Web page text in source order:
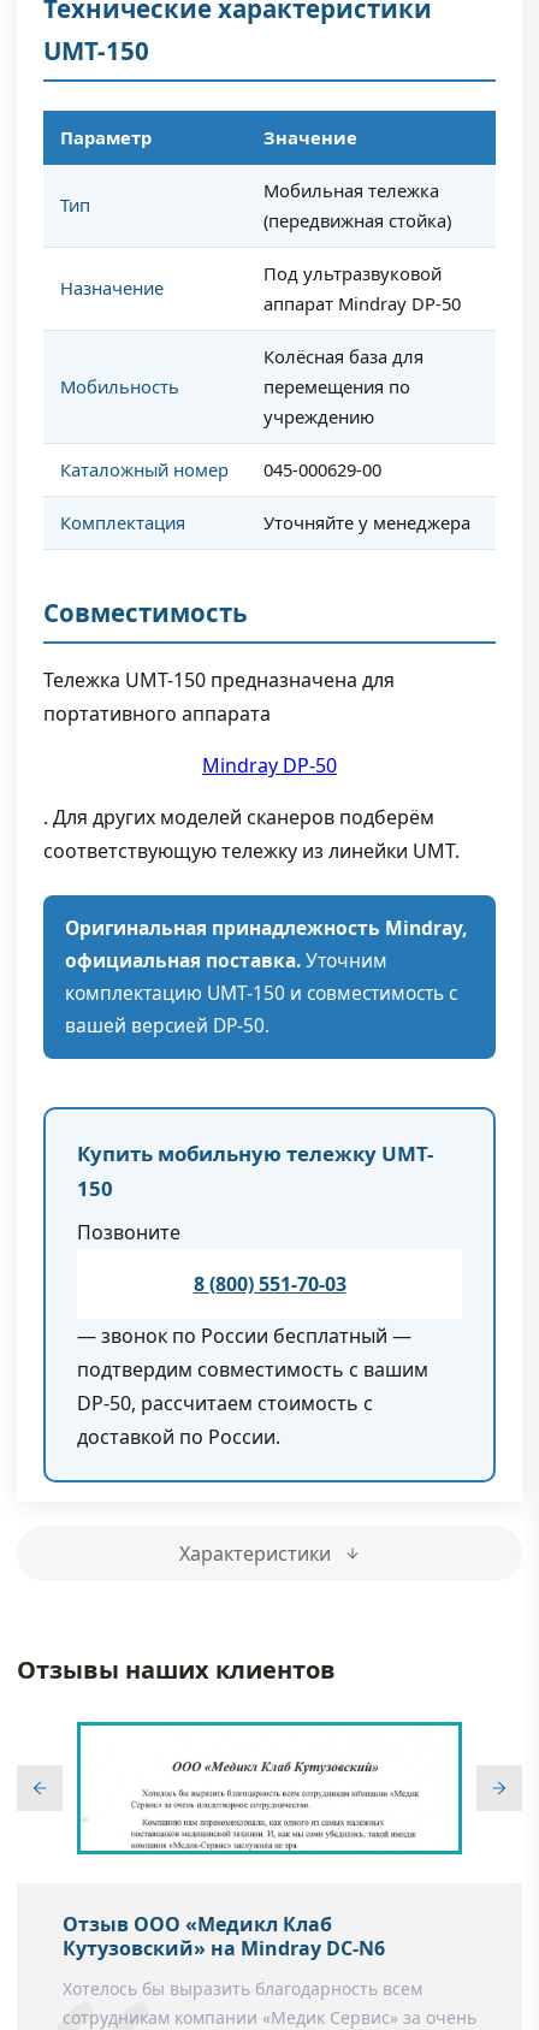
Технические характеристики
UMT-150
Параметр Значение
Тип
Мобильная тележка
(передвижная стойка)
Назначение
Под ультразвуковой
аппарат Mindray DP-50
Мобильность
Колёсная база для
перемещения по
учреждению
Каталожный номер 045-000629-00
Комплектация Уточняйте у менеджера
Совместимость
Тележка UMT-150 предназначена для
портативного аппарата
Mindray DP-50
. Для других моделей сканеров подберём
соответствующую тележку из линейки UMT.
Оригинальная принадлежность Mindray,
официальная поставка.Уточним
комплектацию UMT-150 и совместимость с
вашей версией DP-50.
Купить мобильную тележку UMT-
150
Позвоните
8 (800) 551-70-03
— звонок по России бесплатный —
подтвердим совместимость с вашим
DP-50, рассчитаем стоимость с
доставкой по России.
Характеристики
Отзывы наших клиентов
Отзыв ООО «Медикл Клаб
Кутузовский» на Mindray DC-N6
Хотелось бы выразить благодарность всем
сотрудникам компании «Медик Сервис» за очень